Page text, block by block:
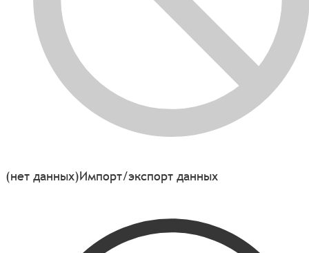
(нет данных)Импорт/экспорт данных